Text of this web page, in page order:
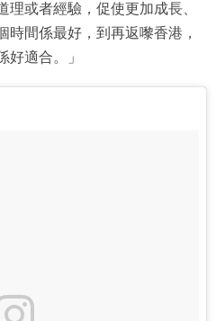
或者經驗，促使更加成長、
間係最好，到再返嚟香港，
好適合。」